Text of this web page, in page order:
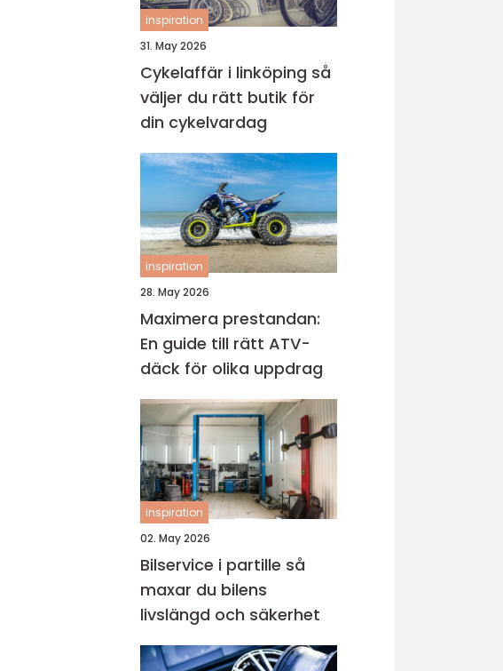
inspiration
31. May 2026
Cykelaffär i linköping så
väljer du rätt butik för
din cykelvardag
inspiration
28. May 2026
Maximera prestandan:
En guide till rätt ATV-
däck för olika uppdrag
inspiration
02. May 2026
Bilservice i partille så
maxar du bilens
livslängd och säkerhet